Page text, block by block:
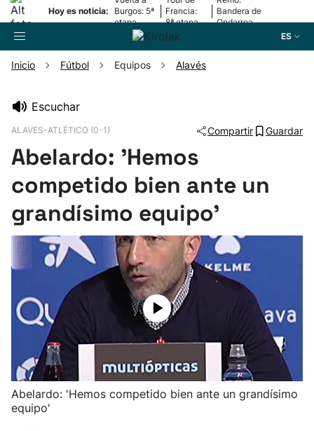
Hoy es noticia:
Burgos: 5ª
etapa
Francia:
8ª etapa
Bandera de
Ondarroa
ES
Pelota
Remo
Baloncesto
Ciclismo
Herri-kirolak
Balonmano
Kirolak 360
Inicio Fútbol Equipos Alavés
Escuchar
ALAVES-ATLÉTICO (0-1) Compartir Guardar
Abelardo: 'Hemos
competido bien ante un
grandísimo equipo'
Abelardo: 'Hemos competido bien ante un grandísimo
equipo'